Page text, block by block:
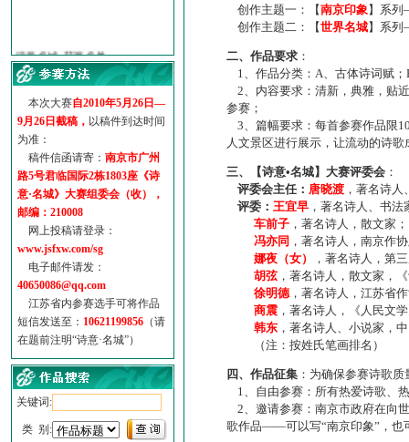
·【诗意·名城】地铁展示作...
诗意名城·地铁时间
参赛作品多达5000多首
“诗意·名城”晒诗会
特别通知--致广大诗词爱好...
本次大赛自2010年5月26日—
9月26日截稿， 以稿件到达时间
为准：
稿件信函请寄： 南京市广州
路5号君临国际2栋1803座《诗
意·名城》大赛组委会（收），
邮编：210008
网上投稿请登录：
www.jsfxw.com/sg
电子邮件请发：
40650086@qq.com
江苏省内参赛选手可将作品
短信发送至： 10621199856 （请
在题前注明“诗意·名城”）
关键词:
类 别:
创作主题一：【南京印象】系
创作主题二：【世界名城】系
二、作品要求 ：
1、作品分类：A、古体诗词赋；
2、内容要求：清新，典雅，贴
参赛；
3、篇幅要求：每首参赛作品限
人文景区进行展示，让流动的诗
三、【诗意•名城】大赛评委会 ：
评委会主任： 唐晓渡 ，著名诗
评委： 王宜早 ，著名诗人、书
车前子 ，著名诗人，散文家；
冯亦同 ，著名诗人，南京作
娜夜（女）
，著名诗人，第
胡弦，著名诗人，散文家，
徐明德，著名诗人，江苏省
商震 ，著名诗人，《人民文
韩东 ，著名诗人、小说家，
（注：按姓氏笔画排名）
四、作品征集 ：为确保参赛诗歌
1、自由参赛：所有热爱诗歌、
2、邀请参赛：南京市政府在向
歌作品——可以写“南京印象”，也